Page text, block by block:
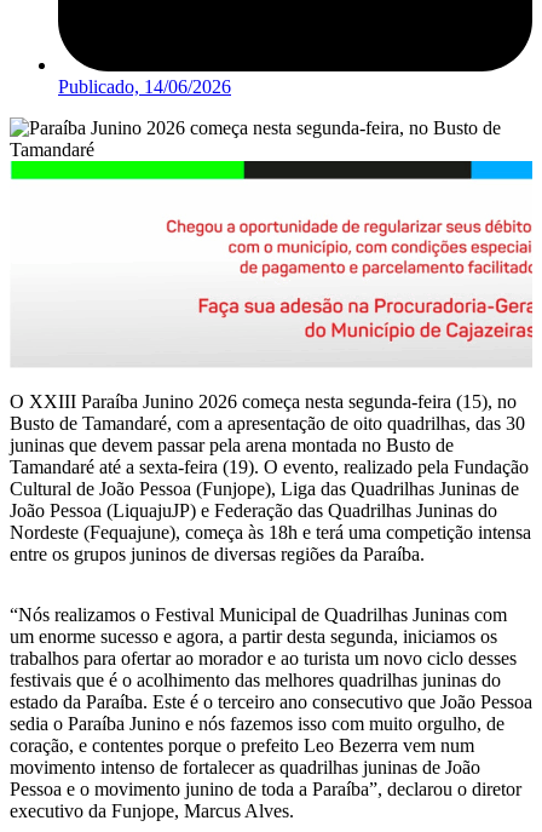
Publicado, 14/06/2026
O XXIII Paraíba Junino 2026 começa nesta segunda-feira (15), no
Busto de Tamandaré, com a apresentação de oito quadrilhas, das 30
juninas que devem passar pela arena montada no Busto de
Tamandaré até a sexta-feira (19). O evento, realizado pela Fundação
Cultural de João Pessoa (Funjope), Liga das Quadrilhas Juninas de
João Pessoa (LiquajuJP) e Federação das Quadrilhas Juninas do
Nordeste (Fequajune), começa às 18h e terá uma competição intensa
entre os grupos juninos de diversas regiões da Paraíba.
“Nós realizamos o Festival Municipal de Quadrilhas Juninas com
um enorme sucesso e agora, a partir desta segunda, iniciamos os
trabalhos para ofertar ao morador e ao turista um novo ciclo desses
festivais que é o acolhimento das melhores quadrilhas juninas do
estado da Paraíba. Este é o terceiro ano consecutivo que João Pessoa
sedia o Paraíba Junino e nós fazemos isso com muito orgulho, de
coração, e contentes porque o prefeito Leo Bezerra vem num
movimento intenso de fortalecer as quadrilhas juninas de João
Pessoa e o movimento junino de toda a Paraíba”, declarou o diretor
executivo da Funjope, Marcus Alves.